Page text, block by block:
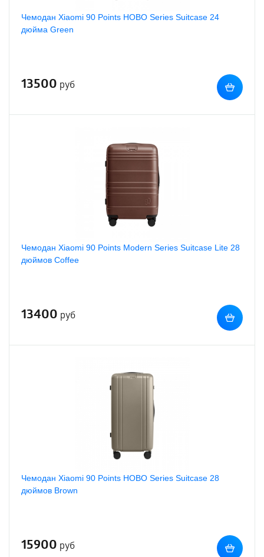
Чемодан Xiaomi 90 Points HOBO Series Suitcase 24
дюйма Green
13500 руб
Чемодан Xiaomi 90 Points Modern Series Suitcase Lite 28
дюймов Coffee
13400 руб
Чемодан Xiaomi 90 Points HOBO Series Suitcase 28
дюймов Brown
15900 руб